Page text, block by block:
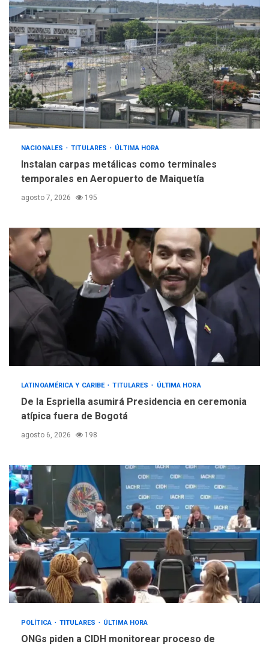
4
ÚLTIMA HORA
Gobierno y AN2015 en
nueva mesa de diálogo
INTERNACIONALES ÚLTIMA HORA
Hiroshima 81 años de la
debacle atómica. Japón
debate principios no
nucleares
NACIONALES TITULARES ÚLTIMA HORA
Instalan carpas metálicas como terminales
temporales en Aeropuerto de Maiquetía
agosto 7, 2026 195
LATINOAMÉRICA Y CARIBE TITULARES ÚLTIMA HORA
De la Espriella asumirá Presidencia en ceremonia
atípica fuera de Bogotá
agosto 6, 2026 198
POLÍTICA TITULARES ÚLTIMA HORA
ONGs piden a CIDH monitorear proceso de